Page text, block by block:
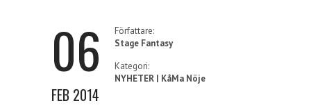
06
FEB 2014
Författare:
Stage Fantasy
Kategori:
NYHETER | KåMa Nöje